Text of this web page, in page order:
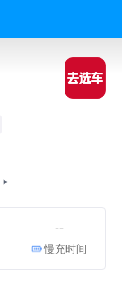
--
慢充时间